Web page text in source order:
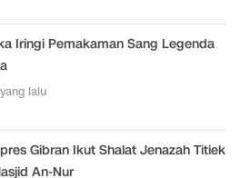
Iringi Pemakaman Sang Legenda
lalu
Gibran Ikut Shalat Jenazah Titiek
An-Nur